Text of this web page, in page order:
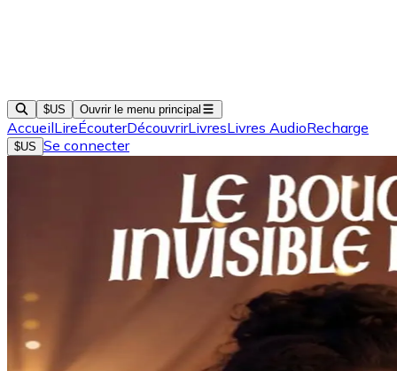
$US Ouvrir le menu principal
AccueilLireÉcouterDécouvrirLivresLivres AudioRecharge
$US Se connecter